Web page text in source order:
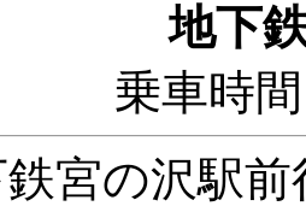
地下
乗車時
宮の沢駅前